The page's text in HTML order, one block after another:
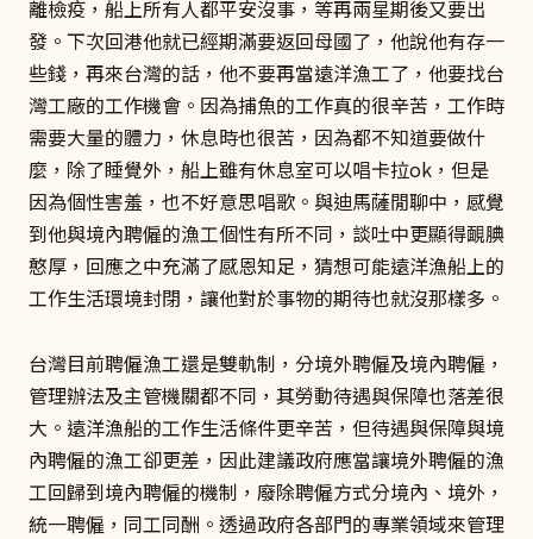
離檢疫，船上所有人都平安沒事，等再兩星期後又要出
發。下次回港他就已經期滿要返回母國了，他說他有存一
些錢，再來台灣的話，他不要再當遠洋漁工了，他要找台
灣工廠的工作機會。因為捕魚的工作真的很辛苦，工作時
需要大量的體力，休息時也很苦，因為都不知道要做什
麼，除了睡覺外，船上雖有休息室可以唱卡拉ok，但是
因為個性害羞，也不好意思唱歌。與迪馬薩閒聊中，感覺
到他與境內聘僱的漁工個性有所不同，談吐中更顯得靦腆
憨厚，回應之中充滿了感恩知足，猜想可能遠洋漁船上的
工作生活環境封閉，讓他對於事物的期待也就沒那樣多。
台灣目前聘僱漁工還是雙軌制，分境外聘僱及境內聘僱，
管理辦法及主管機關都不同，其勞動待遇與保障也落差很
大。遠洋漁船的工作生活條件更辛苦，但待遇與保障與境
內聘僱的漁工卻更差，因此建議政府應當讓境外聘僱的漁
工回歸到境內聘僱的機制，廢除聘僱方式分境內、境外，
統一聘僱，同工同酬。透過政府各部門的專業領域來管理